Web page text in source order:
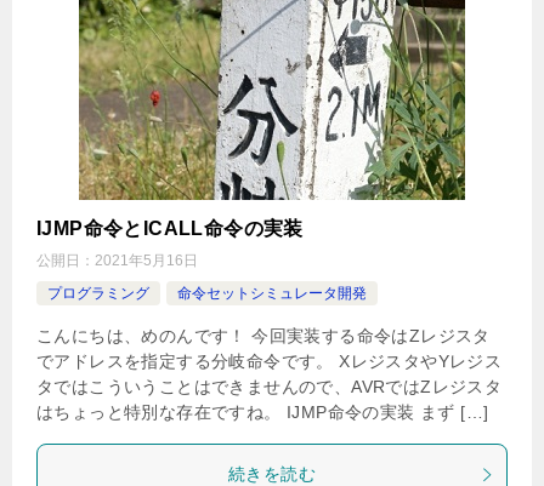
IJMP命令とICALL命令の実装
公開日： 2021年5月16日
プログラミング
命令セットシミュレータ開発
こんにちは、めのんです！ 今回実装する命令はZレジスタ
でアドレスを指定する分岐命令です。 XレジスタやYレジス
タではこういうことはできませんので、AVRではZレジスタ
はちょっと特別な存在ですね。 IJMP命令の実装 まず […]
続きを読む